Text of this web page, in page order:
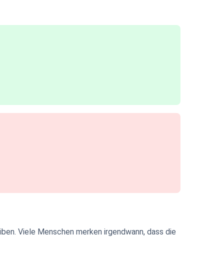
Viele Menschen merken irgendwann, dass die